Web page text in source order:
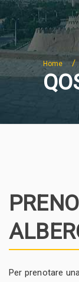
ОТЕЛИ
Home /
Per prenotare